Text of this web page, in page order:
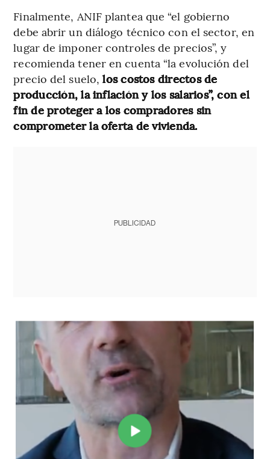
Finalmente, ANIF plantea que “el gobierno
debe abrir un diálogo técnico con el sector, en
lugar de imponer controles de precios”, y
recomienda tener en cuenta “la evolución del
precio del suelo, los costos directos de
producción, la inflación y los salarios”, con el
fin de proteger a los compradores sin
comprometer la oferta de vivienda.
PUBLICIDAD